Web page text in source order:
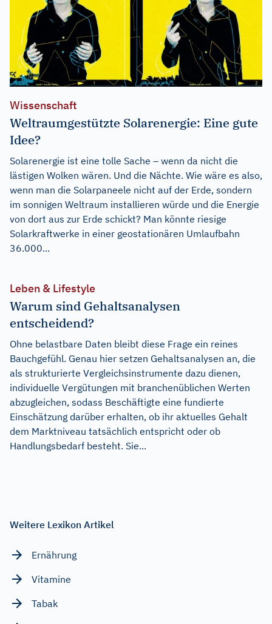
Wissenschaft
Weltraumgestützte Solarenergie: Eine gute
Idee?
Solarenergie ist eine tolle Sache – wenn da nicht die
lästigen Wolken wären. Und die Nächte. Wie wäre es also,
wenn man die Solarpaneele nicht auf der Erde, sondern
im sonnigen Weltraum installieren würde und die Energie
von dort aus zur Erde schickt? Man könnte riesige
Solarkraftwerke in einer geostationären Umlaufbahn
36.000...
Leben & Lifestyle
Warum sind Gehaltsanalysen
entscheidend?
Ohne belastbare Daten bleibt diese Frage ein reines
Bauchgefühl. Genau hier setzen Gehaltsanalysen an, die
als strukturierte Vergleichsinstrumente dazu dienen,
individuelle Vergütungen mit branchenüblichen Werten
abzugleichen, sodass Beschäftigte eine fundierte
Einschätzung darüber erhalten, ob ihr aktuelles Gehalt
dem Marktniveau tatsächlich entspricht oder ob
Handlungsbedarf besteht. Sie...
Weitere Lexikon Artikel
Ernährung
Vitamine
Tabak